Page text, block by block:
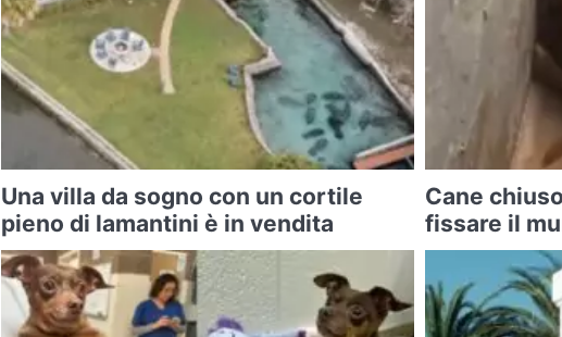
Una villa da sogno con un cortile
pieno di lamantini è in vendita
Cane
fissare il